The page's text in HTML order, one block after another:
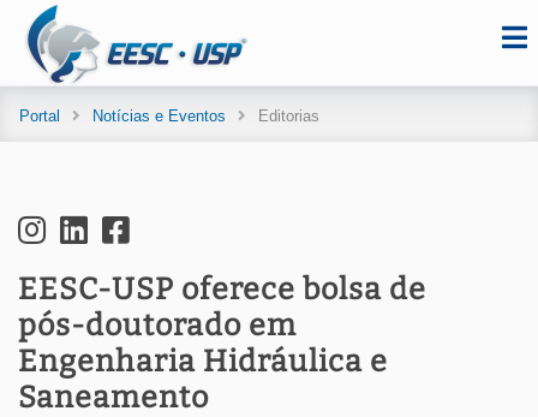
Portal Notícias e Eventos Editorias
EESC-USP oferece bolsa de
pós-doutorado em
Engenharia Hidráulica e
Saneamento